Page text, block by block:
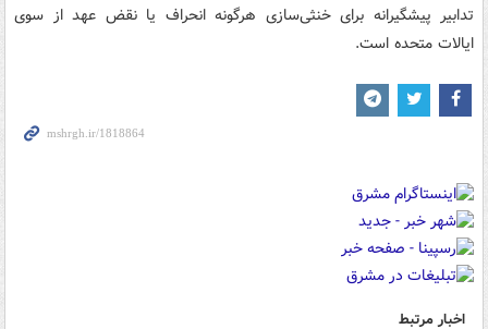
تدابیر پیشگیرانه برای خنثی‌سازی هرگونه انحراف یا نقض عهد از سوی
ایالات متحده است.
اخبار مرتبط